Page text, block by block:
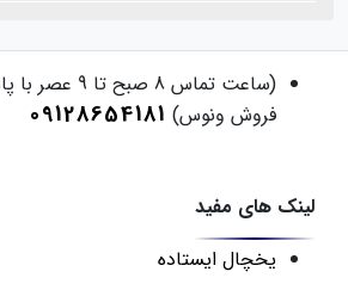
(ساعت تماس 8
فروش ونوس) 09128654181
لینک های مفید
یخچال ایستاده